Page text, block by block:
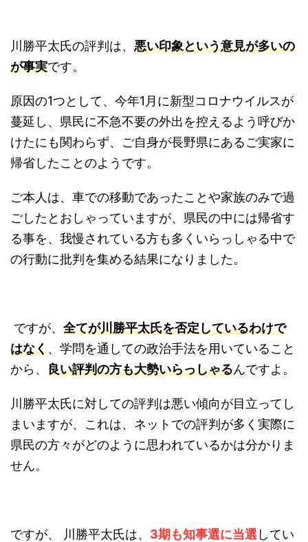
川勝平太氏の評判は、 悪い印象という意見が多いの
が事実です。
原因の1つとして、今年1月に新型コロナウイルスが
蔓延し、県民に不急不要の外出を控えるよう呼びか
けたにも関わらず、ご自身が長野県にあるご実家に
帰省したことのようです。
ご本人は、車での移動であったことや家族のみで過
ごしたとおしゃっていますが、県民の中には帰省す
る事を、我慢されている方も多くいらっしゃる中で
の行動に批判を集める結果になりました。
ですが、 全てが川勝平太氏を否定しているわけで
はなく、学問を通しての政治手法を用いていること
から、 良い評判の方も大勢いらっしゃるんですよ。
川勝平太氏に対しての評判は悪い傾向が目立ってし
まいますが、 これは、ネットでの評判が多く実際に
県民の方々がどのように思われているかは分かりま
せん。
ですが、 川勝平太氏は、 3期も知事選に当選 してい